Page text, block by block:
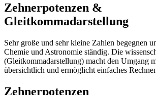
Zehnerpotenzen &
Gleitkommadarstellung
Sehr große und sehr kleine Zahlen begegnen
Chemie und Astronomie ständig. Die
(Gleitkommadarstellung) macht den Umgang
übersichtlich und ermöglicht einfaches
Zehnerpotenzen